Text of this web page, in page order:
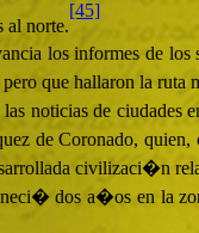
norte.
[45]
los informes de
que hallaron la
noticias de
de Coronado,
civilizaci�n
dos a�os en la